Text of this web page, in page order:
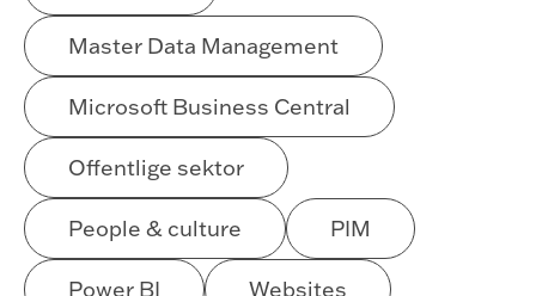
Master Data Management
Microsoft Business Central
Offentlige sektor
People & culture PIM
Power BI Websites